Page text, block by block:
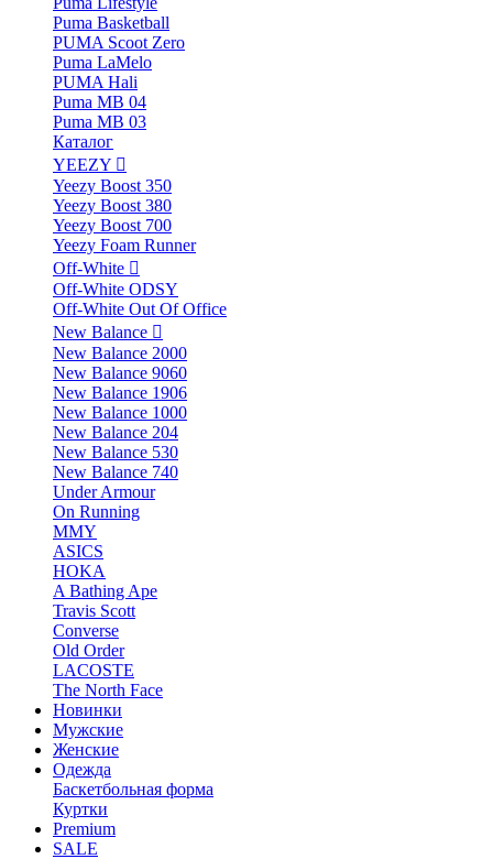
Puma Basketball
PUMA Scoot Zero
Puma LaMelo
PUMA Hali
Puma MB 04
Puma MB 03
Каталог
YEEZY
Yeezy Boost 350
Yeezy Boost 380
Yeezy Boost 700
Yeezy Foam Runner
Off-White
Off-White ODSY
Off-White Out Of Office
New Balance
New Balance 2000
New Balance 9060
New Balance 1906
New Balance 1000
New Balance 204
New Balance 530
New Balance 740
Under Armour
On Running
MMY
ASICS
HOKA
A Bathing Ape
Travis Scott
Converse
Old Order
LACOSTE
The North Face
Новинки
Мужские
Женские
Одежда
Баскетбольная форма
Куртки
Premium
SALE